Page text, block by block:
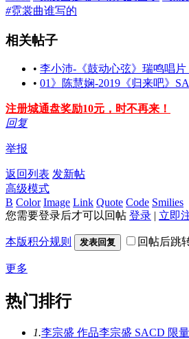
#霓裳曲谁写的
相关帖子
• 李小沛-《鼓动心弦》瑞鸣唱片
• 01》陈慧娴-2019《归来吧》
注册城通盘奖励10元，时不再来！
回复
举报
返回列表 发新帖
高级模式
B Color Image Link Quote Code Smilies
您需要登录后才可以回帖 登录 | 立即
本版积分规则 发表回复 回帖后跳
更多
热门排行
1.李宗盛 作品李宗盛 SACD 限